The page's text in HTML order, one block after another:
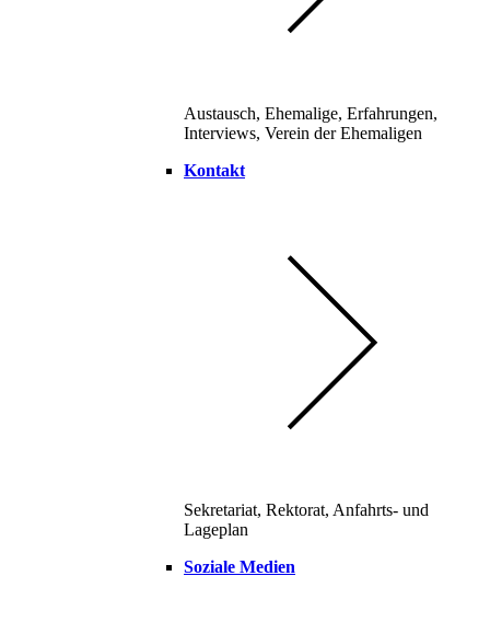
Austausch, Ehemalige, Erfahrungen,
Interviews, Verein der Ehemaligen
Kontakt
Sekretariat, Rektorat, Anfahrts- und
Lageplan
Soziale Medien